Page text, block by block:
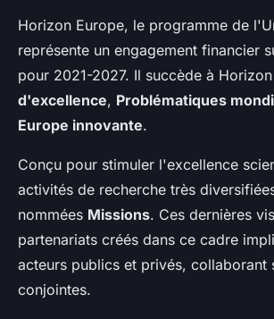
Horizon Europe, le programme de
représente un engagement financier
pour 2021-2027. Il succède à
d'excellence, Problématiques
Europe innovante.
Conçu pour stimuler l'excellence
activités de recherche très
nommées Missions. Ces dernières
partenariats créés dans ce cadre
acteurs publics et privés,
conjointes.